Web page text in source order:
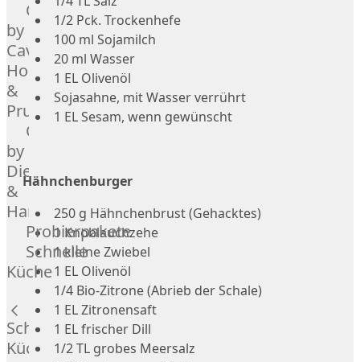
Hahn
Kapaun
Ente
Perlhuhn
Gans
Kalb
Nordsee
Lamm
Französisches
Lamm
Donald
Russell
Lamm
Bison
Kaninchen
Wild
Teilstücke
vom
Lamm
Teilstücke
vom
Geflügel
Caviar
by
Caviar
House
&
Prunier
Caviar
by
Dieckmann
&
Hansen
Probierpakete
Schnelle
Küche
Schnelle
Küche
1/2 Pck. Trockenhefe
100 ml Sojamilch
20 ml Wasser
1 EL Olivenöl
Sojasahne, mit Wasser verrührt
1 EL Sesam, wenn gewünscht
Hähnchenburger
250 g Hähnchenbrust (Gehacktes)
1 Knoblauchzehe
1 kleine Zwiebel
1 EL Olivenöl
1/4 Bio-Zitrone (Abrieb der Schale)
1 EL Zitronensaft
1 EL frischer Dill
1/2 TL grobes Meersalz